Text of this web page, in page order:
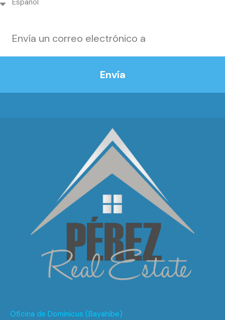
Envía
Oficina de Dominicus (Bayahibe)